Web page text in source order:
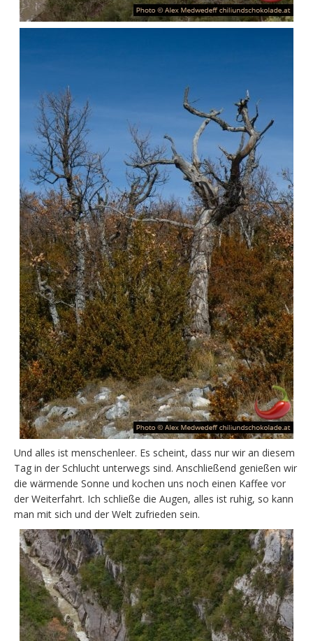
Und alles ist menschenleer. Es scheint, dass nur wir an diesem
Tag in der Schlucht unterwegs sind. Anschließend genießen wir
die wärmende Sonne und kochen uns noch einen Kaffee vor
der Weiterfahrt. Ich schließe die Augen, alles ist ruhig, so kann
man mit sich und der Welt zufrieden sein.